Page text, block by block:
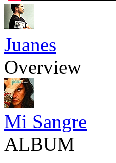
Juanes
Overview
Mi Sangre
ALBUM